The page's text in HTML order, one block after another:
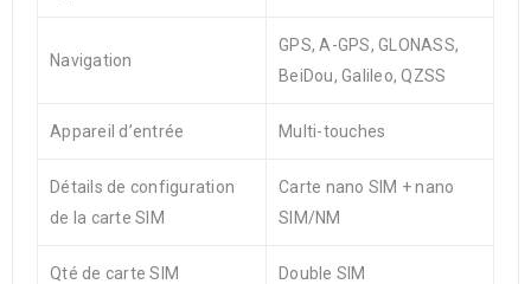
Navigation
GPS, A-GPS, GLONASS,
BeiDou, Galileo, QZSS
Appareil d’entrée Multi-touches
Détails de configuration
de la carte SIM
Carte nano SIM + nano
SIM/NM
Qté de carte SIM Double SIM